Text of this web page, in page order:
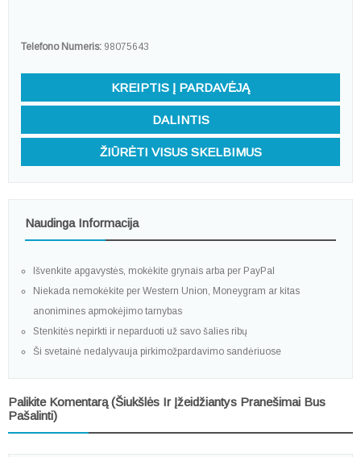
Telefono Numeris: 98075643
KREIPTIS Į PARDAVĖJĄ
DALINTIS
ŽIŪRĖTI VISUS SKELBIMUS
Naudinga Informacija
Išvenkite apgavystės, mokėkite grynais arba per PayPal
Niekada nemokėkite per Western Union, Moneygram ar kitas
anonimines apmokėjimo tarnybas
Stenkitės nepirkti ir neparduoti už savo šalies ribų
Ši svetainė nedalyvauja pirkimožpardavimo sandėriuose
Palikite Komentarą (šiukšlės Ir Įžeidžiantys Pranešimai Bus
Pašalinti)